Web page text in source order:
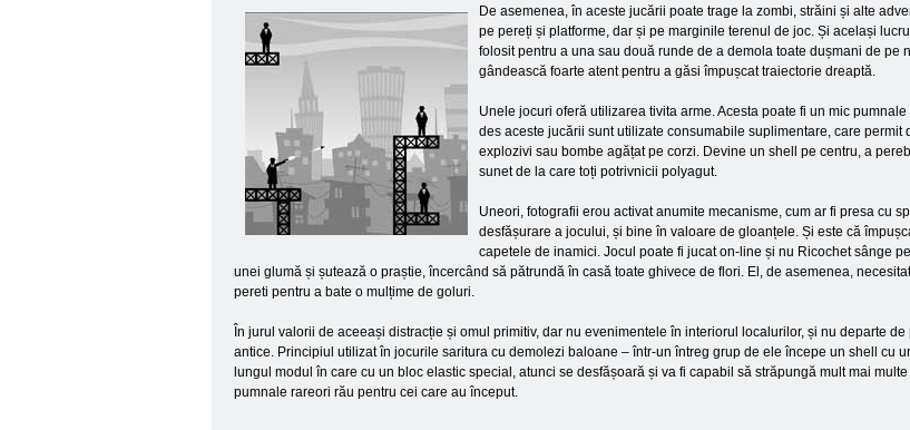
De asemenea, în aceste jucării poate trage la zombi, străini și alte
pe pereți și platforme, dar și pe marginile terenul de joc. Și același
folosit pentru a una sau două runde de a demola toate dușmani de
gândească foarte atent pentru a găsi împușcat traiectorie dreaptă.
Unele jocuri oferă utilizarea tivita arme. Acesta poate fi un mic
des aceste jucării sunt utilizate consumabile suplimentare, care
explozivi sau bombe agățat pe corzi. Devine un shell pe centru, a
sunet de la care toți potrivnicii polyagut.
Uneori, fotografii erou activat anumite mecanisme, cum ar fi presa cu
desfășurare a jocului, și bine în valoare de gloanțele. Și este că
capetele de inamici. Jocul poate fi jucat on-line și nu Ricochet sânge
unei glumă și șutează o praștie, încercând să pătrundă în casă toate ghivece de flori. El, de asemenea,
pereti pentru a bate o mulțime de goluri.
În jurul valorii de aceeași distracție și omul primitiv, dar nu evenimentele în interiorul localurilor, și nu departe
antice. Principiul utilizat în jocurile saritura cu demolezi baloane – într-un întreg grup de ele începe un shell cu
lungul modul în care cu un bloc elastic special, atunci se desfășoară și va fi capabil să străpungă mult mai
pumnale rareori rău pentru cei care au început.